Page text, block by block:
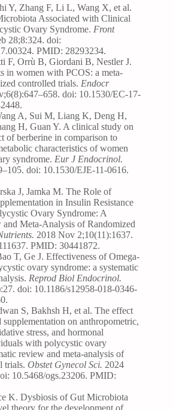
Y, Zhang F, Li L, Wang X, et al.
Associated with Clinical
Ovary Syndrome. Front
28;8:324. doi:
PMID: 28293234.
F, Orrù B, Giordani B, Nestler J.
in women with PCOS: a meta-
controlled trials. Endocr
doi: 10.1530/EC-17-
A, Sui M, Liang K, Deng H,
H, Guan Y. A clinical study on
of berberine in comparison to
characteristics of women
syndrome. Eur J Endocrinol.
doi: 10.1530/EJE-11-0616.
J, Jamka M. The Role of
in Insulin Resistance
Ovary Syndrome: A
and Meta-Analysis of Randomized
2018 Nov 2;10(11):1637.
PMID: 30441872.
T, Ge J. Effectiveness of Omega-
ovary syndrome: a systematic
Reprod Biol Endocrinol.
doi: 10.1186/s12958-018-0346-
S, Bakhsh H, et al. The effect
on anthropometric,
stress, and hormonal
with polycystic ovary
review and meta-analysis of
trials. Obstet Gynecol Sci. 2024
10.5468/ogs.23206. PMID:
K. Dysbiosis of Gut Microbiota